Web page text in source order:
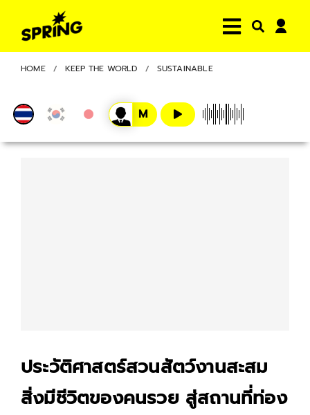
HOME KEEP THE WORLD SUSTAINABLE
ประวัติศาสตร์สวนสัตว์งานสะสม
สิ่งมีชีวิตของคนรวย สู่สถานที่ท่อง